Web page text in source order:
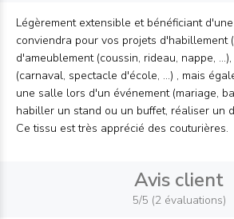
Légèrement extensible et bénéficiant
conviendra pour vos projets d'habillement
d'ameublement (coussin, rideau, nappe,
(carnaval, spectacle d'école, ...) , mais
une salle lors d'un événement (mariage,
habiller un stand ou un buffet, réaliser un
Ce tissu est très apprécié des couturières.
Avis client
5/5 (2 évaluations)